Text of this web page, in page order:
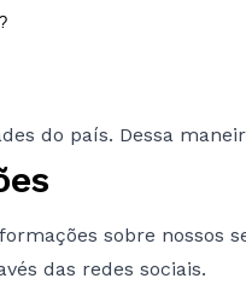
do país. Dessa
sobre
das redes sociais.